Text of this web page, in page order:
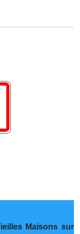
Maisons sur